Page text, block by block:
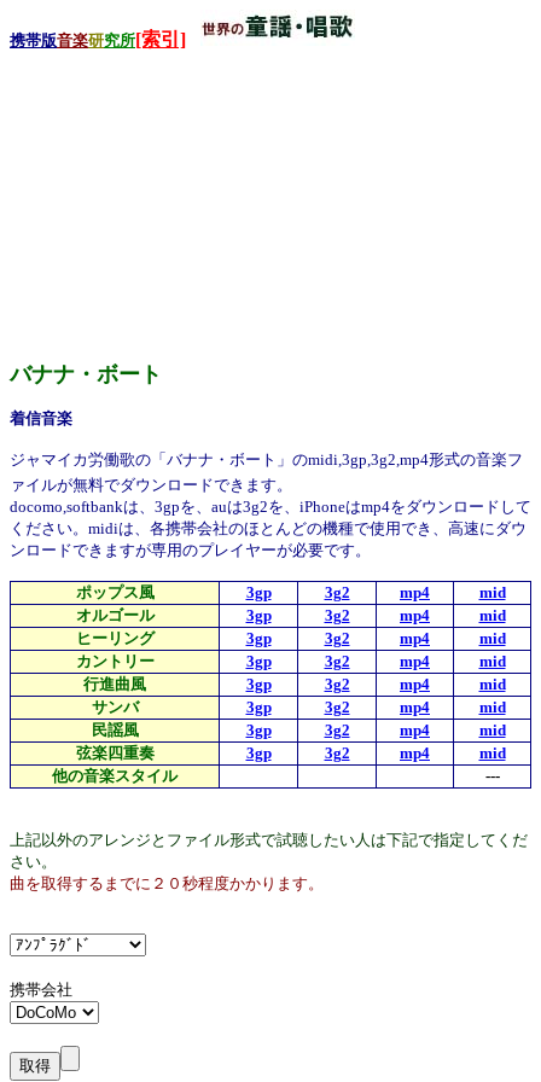
携帯版音楽研究所[索引]
バナナ・ボート
着信音楽
ジャマイカ労働歌の「バナナ・ボート」のmidi,3gp,3g2,mp4形式の音楽フ
ァイルが無料でダウンロードできます。
docomo,softbankは、3gpを、auは3g2を、iPhoneはmp4をダウンロードして
ください。midiは、各携帯会社のほとんどの機種で使用でき、高速にダウ
ンロードできますが専用のプレイヤーが必要です。
ポップス風 3gp 3g2 mp4
mid
オルゴール
3gp 3g2 mp4
mid
ヒーリング
3gp 3g2 mp4
mid
カントリー
3gp 3g2 mp4
mid
行進曲風
3gp 3g2 mp4
mid
サンバ
3gp 3g2 mp4
mid
民謡風
3gp 3g2 mp4
mid
弦楽四重奏
3gp 3g2 mp4
mid
他の音楽スタイル
---
上記以外のアレンジとファイル形式で試聴したい人は下記で指定してくだ
さい。
曲を取得するまでに２０秒程度かかります。
携帯会社